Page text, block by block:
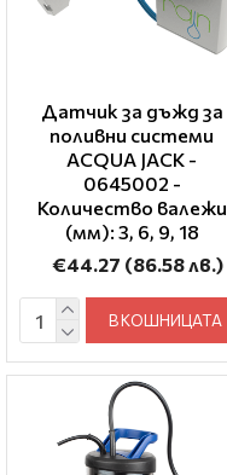
Датчик за дъжд за
поливни системи
ACQUA JACK -
0645002 -
Количество валежи
(мм): 3, 6, 9, 18
€44.27 (86.58 лв.)
В КОШНИЦАТА